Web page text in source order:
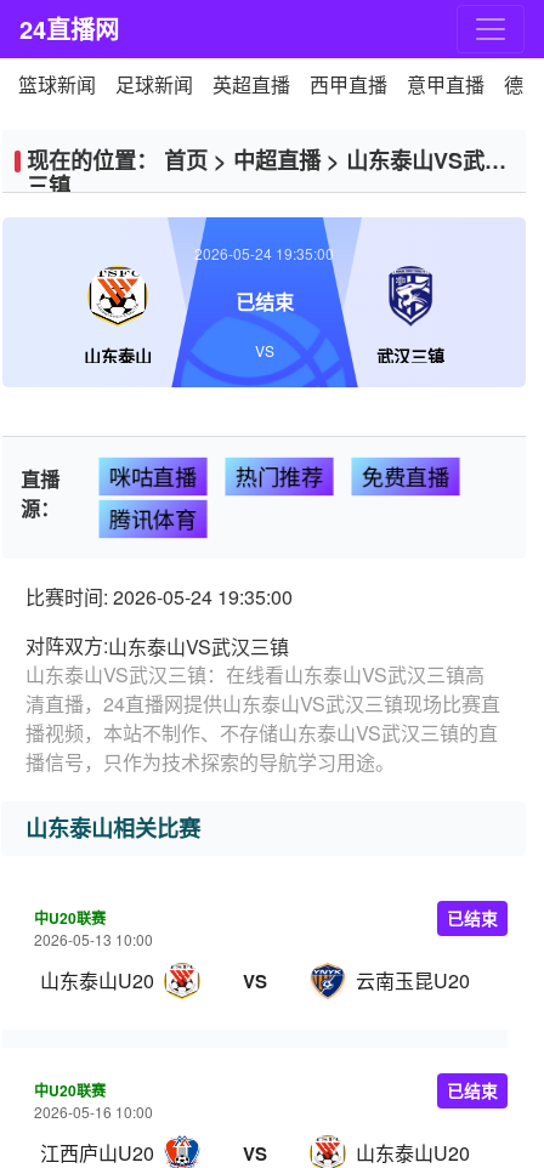
24直播网
篮球新闻 足球新闻 英超直播 西甲直播 意甲直播 德
现在的位置： 首页 > 中超直播> 山东泰山VS武汉
三镇
山东泰山 武汉三镇
2026-05-24 19:35:00
已结束
VS
直播
源：
咪咕直播 热门推荐
免费直播
腾讯体育
比赛时间: 2026-05-24 19:35:00
对阵双方:山东泰山VS武汉三镇
山东泰山VS武汉三镇：在线看山东泰山VS武汉三镇高
清直播，24直播网提供山东泰山VS武汉三镇现场比赛直
播视频，本站不制作、不存储山东泰山VS武汉三镇的直
播信号，只作为技术探索的导航学习用途。
山东泰山相关比赛
中U20联赛
2026-05-13 10:00
山东泰山U20 VS 云南玉昆U20
已结束
中U20联赛
2026-05-16 10:00
江西庐山U20 VS 山东泰山U20
已结束